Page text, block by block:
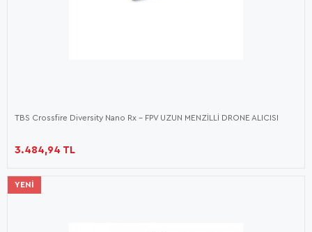
TBS Crossfire Diversity Nano Rx - FPV UZUN MENZİLLİ DRONE ALICISI
3.484,94 TL
YENI